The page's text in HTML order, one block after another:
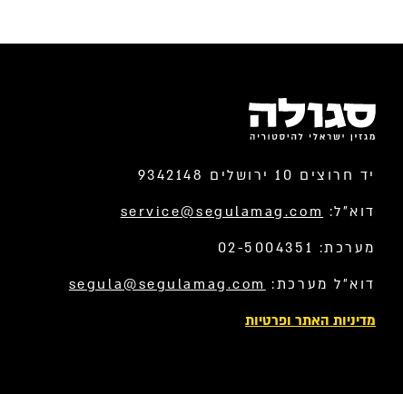
יד חרוצים 10 ירושלים 9342148
דוא”ל: service@segulamag.com
מערכת: 02-5004351
דוא”ל מערכת: segula@segulamag.com
מדיניות האתר ופרטיות